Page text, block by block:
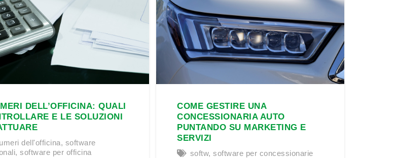
DELL’OFFICINA: QUALI
E LE SOLUZIONI
dell'officina, software
,software per officina
COME GESTIRE UNA
CONCESSIONARIA AUTO
PUNTANDO SU MARKETING E
SERVIZI
softw,software per concessionarie